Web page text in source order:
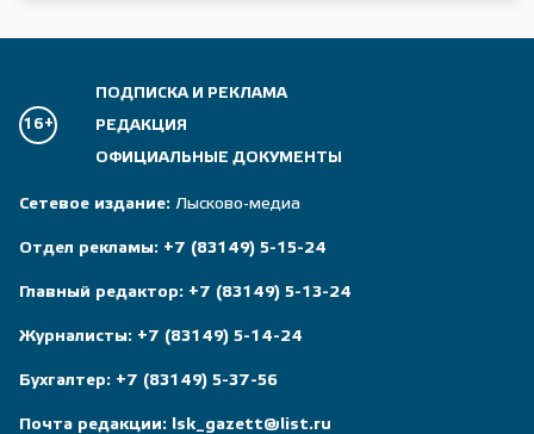
16+
ПОДПИСКА И РЕКЛАМА
РЕДАКЦИЯ
ОФИЦИАЛЬНЫЕ ДОКУМЕНТЫ
Сетевое издание: Лысково-медиа
Отдел рекламы: +7 (83149) 5-15-24
Главный редактор: +7 (83149) 5-13-24
Журналисты: +7 (83149) 5-14-24
Бухгалтер: +7 (83149) 5-37-56
Почта редакции: lsk_gazett@list.ru